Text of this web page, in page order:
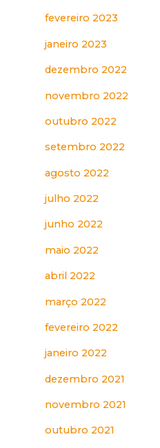
fevereiro 2023
janeiro 2023
dezembro 2022
novembro 2022
outubro 2022
setembro 2022
agosto 2022
julho 2022
junho 2022
maio 2022
abril 2022
março 2022
fevereiro 2022
janeiro 2022
dezembro 2021
novembro 2021
outubro 2021